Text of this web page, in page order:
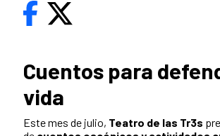
Cuentos para
vida
Este mes de julio, Teatro de las Tr3s